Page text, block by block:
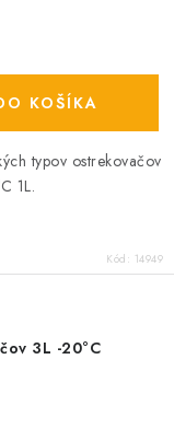
KOŠÍKA
typov ostrekovačov
1L.
Kód: 14949
3L -20°C